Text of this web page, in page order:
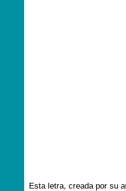
Esta letra, creada por su